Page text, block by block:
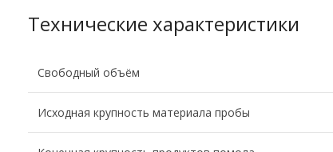
Технические характеристики
Свободный объём
Исходная крупность материала пробы